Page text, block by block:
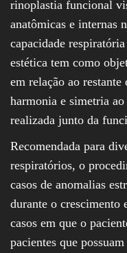
rinoplastia funcional
anatômicas e internas
capacidade
estética tem como
em relação ao
harmonia e simetria
realizada junto da
Recomendada para
respiratórios, o
casos de anomalias
durante o crescimento
casos em que o
pacientes que